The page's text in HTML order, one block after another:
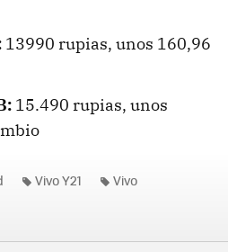
13990 rupias, unos 160,96
15.490 rupias, unos
Vivo Y21 Vivo